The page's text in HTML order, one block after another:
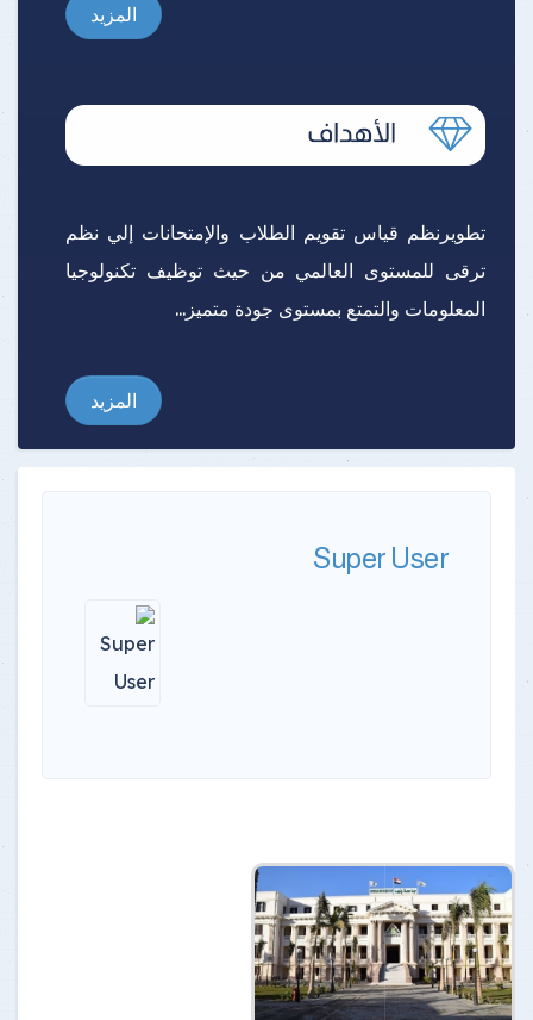
المزيد
تطويرنظم قياس تقويم الطلاب والإمتحانات إلي نظم
ترقى للمستوى العالمي من حيث توظيف تكنولوجيا
المعلومات والتمتع بمستوى جودة متميز...
المزيد
Super User